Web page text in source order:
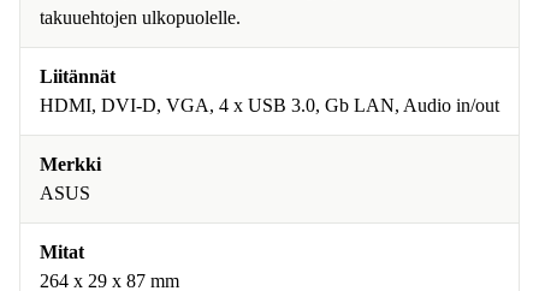
takuuehtojen ulkopuolelle.
Liitännät
HDMI, DVI-D, VGA, 4 x USB 3.0, Gb LAN, Audio in/out
Merkki
ASUS
Mitat
264 x 29 x 87 mm